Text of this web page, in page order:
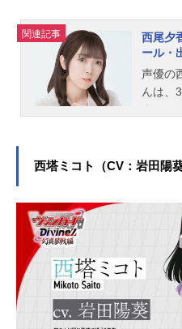
関連記事
西尾夕
ール・
声優の
んは、
西塔ミコト（CV：岩田陽葵